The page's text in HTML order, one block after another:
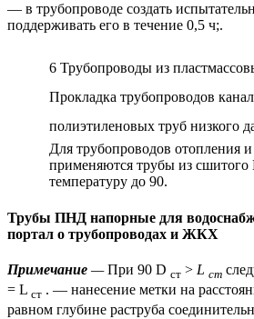
— в трубопроводе создать
поддерживать его в течение 0,5 ч;.
6 Трубопроводы из
Прокладка трубопроводов
полиэтиленовых труб низкого
Для трубопроводов отопления
применяются трубы из
температуру до 90.
Трубы ПНД напорные для
портал о трубопроводах и ЖКХ
Примечание —При 90 D ст > L ст
= L ст . — нанесение метки на
равном глубине раструба